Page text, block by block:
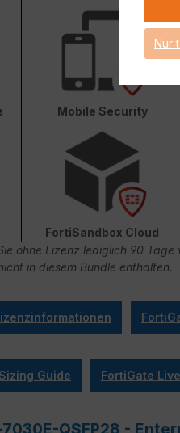
Mobile Security
FortiSandbox Cloud
ohne Lizenz lediglich 90
in diesem Bundle enthalten.
Guide FortiGate
QSFP28 -
Nur